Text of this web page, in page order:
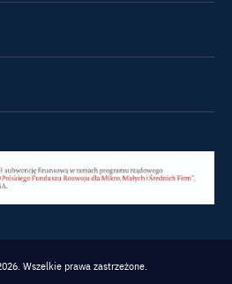
Wszelkie prawa zastrzeżone.